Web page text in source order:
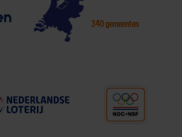
340 gemeenten